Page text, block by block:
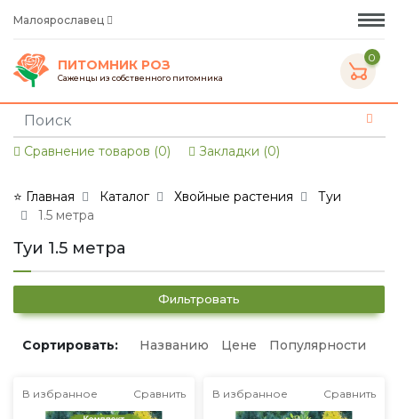
Малоярославец
ПИТОМНИК РОЗ
Саженцы из собственного питомника
0
Сравнение товаров (0) Закладки (0)
⭐ Главная Каталог Хвойные растения
Туи
1.5 метра
Туи 1.5 метра
Фильтровать
Сортировать: Названию Цене Популярности
В избранное Сравнить В избранное Сравнить